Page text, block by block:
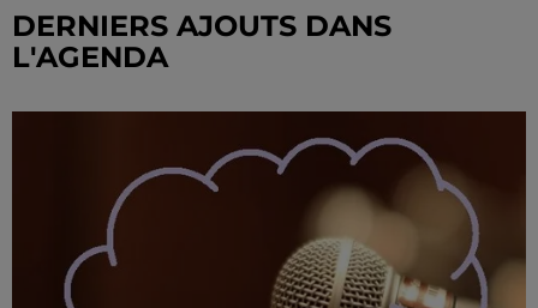
DERNIERS AJOUTS DANS
L'AGENDA